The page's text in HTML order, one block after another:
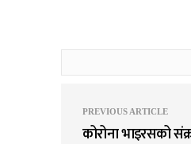
PREVIOUS ARTICLE
कोरोना भाइरसको